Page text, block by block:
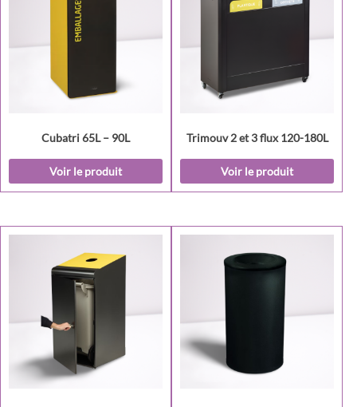
Cubatri 65L – 90L
Voir le produit
Trimouv 2 et 3 flux 120-180L
Voir le produit